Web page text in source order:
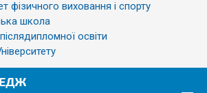
фізичного виховання і спорту
школа
освіти